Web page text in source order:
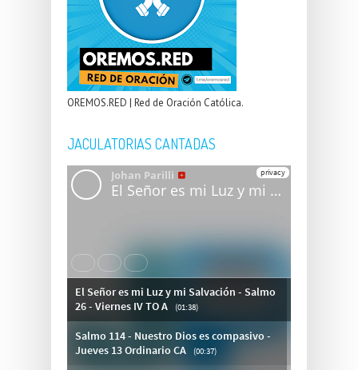
OREMOS.RED | Red de Oración Católica.
JACULATORIAS CANTADAS